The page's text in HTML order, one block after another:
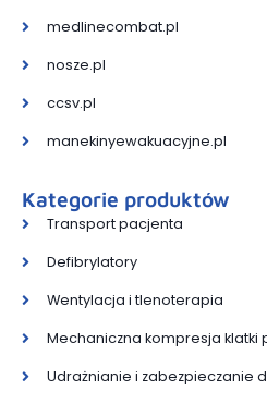
medlinecombat.pl
nosze.pl
ccsv.pl
manekinyewakuacyjne.pl
Kategorie produktów
Transport pacjenta
Defibrylatory
Wentylacja i tlenoterapia
Mechaniczna kompresja klatki
Udrażnianie i zabezpieczanie